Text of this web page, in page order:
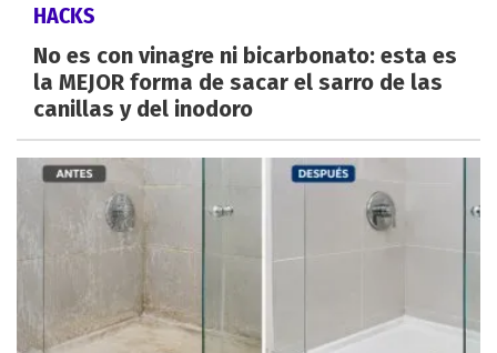
HACKS
No es con vinagre ni bicarbonato: esta es
la MEJOR forma de sacar el sarro de las
canillas y del inodoro